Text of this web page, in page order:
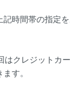
記時間帯の指定
はクレジットカ
す。